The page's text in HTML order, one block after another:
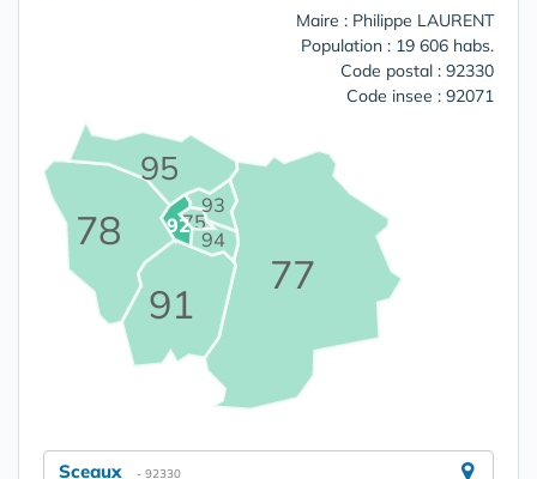
Maire : Philippe LAURENT
Population : 19 606 habs.
Code postal : 92330
Code insee : 92071
75
77
78
91
92
93
94
95
Sceaux - 92330